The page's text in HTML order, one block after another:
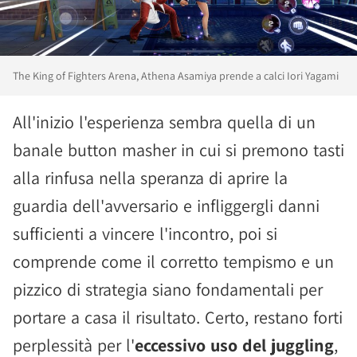
The King of Fighters Arena, Athena Asamiya prende a calci Iori Yagami
All'inizio l'esperienza sembra quella di un
banale button masher in cui si premono tasti
alla rinfusa nella speranza di aprire la
guardia dell'avversario e infliggergli danni
sufficienti a vincere l'incontro, poi si
comprende come il corretto tempismo e un
pizzico di strategia siano fondamentali per
portare a casa il risultato. Certo, restano forti
perplessità per l'eccessivo uso del juggling,